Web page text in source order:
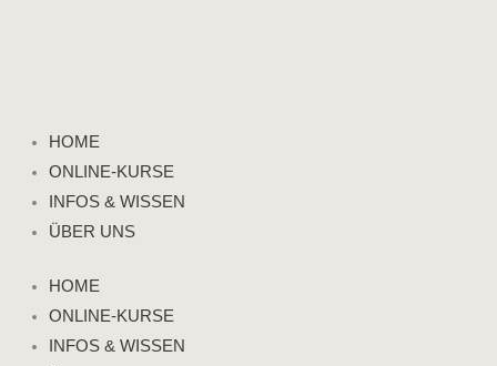
HOME
ONLINE-KURSE
INFOS & WISSEN
ÜBER UNS
HOME
ONLINE-KURSE
INFOS & WISSEN